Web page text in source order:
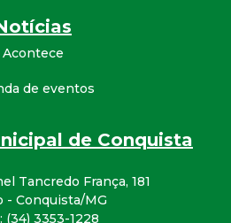
Acontece
de eventos
de Conquista
Tancredo França, 181
- Conquista/MG
(34) 3353-1228